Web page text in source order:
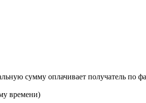
сумму оплачивает получатель по
времени)